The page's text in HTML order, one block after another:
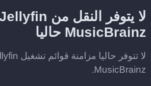
MusicBrainz حاليا
MusicBrainz.